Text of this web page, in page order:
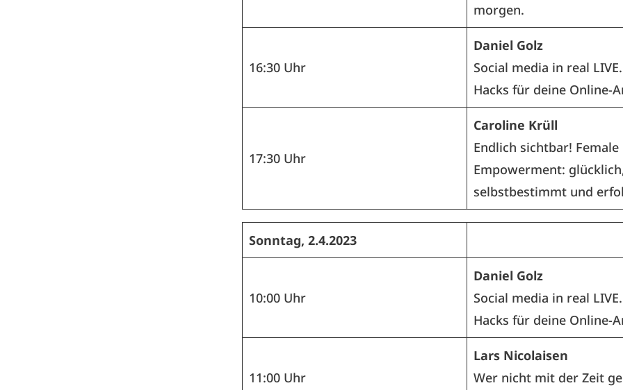
morgen.
16:30 Uhr
Daniel Golz
Social media in real
Hacks für deine Online-
17:30 Uhr
Caroline Krüll
Endlich sichtbar! Female
Empowerment:
selbstbestimmt und
Sonntag, 2.4.2023
10:00 Uhr
Daniel Golz
Social media in real
Hacks für deine Online-
11:00 Uhr
Lars Nicolaisen
Wer nicht mit der Zeit